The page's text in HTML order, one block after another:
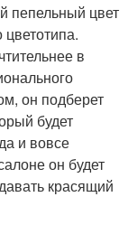
пепельный цвет
в
он подберет
будет
и вовсе
он будет
красящий